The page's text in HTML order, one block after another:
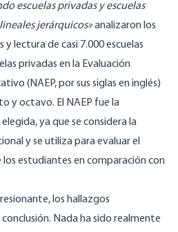
escuelas privadas y escuelas
jerárquicos»analizaron los
lectura de casi 7.000 escuelas
privadas en la Evaluación
(NAEP, por sus siglas en inglés)
y octavo. El NAEP fue la
ya que se considera la
y se utiliza para evaluar el
estudiantes en comparación con
los hallazgos
conclusión. Nada ha sido realmente